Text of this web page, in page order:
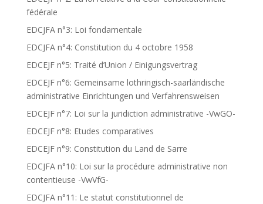
fédérale
EDCJFA n°3: Loi fondamentale
EDCJFA n°4: Constitution du 4 octobre 1958
EDCEJF n°5: Traité d’Union / Einigungsvertrag
EDCEJF n°6: Gemeinsame lothringisch-saarländische
administrative Einrichtungen und Verfahrensweisen
EDCEJF n°7: Loi sur la juridiction administrative -VwGO-
EDCEJF n°8: Etudes comparatives
EDCEJF n°9: Constitution du Land de Sarre
EDCJFA n°10: Loi sur la procédure administrative non
contentieuse -VwVfG-
EDCJFA n°11: Le statut constitutionnel de